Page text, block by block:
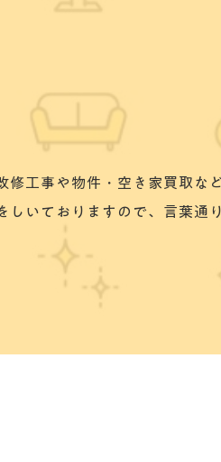
工事や物件・空き家買取な
いておりますので、言葉通